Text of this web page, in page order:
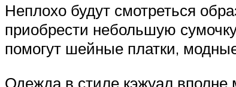
Неплохо будут смотреться
приобрести небольшую
помогут шейные платки,
Одежда в стиле кэжуал вполне